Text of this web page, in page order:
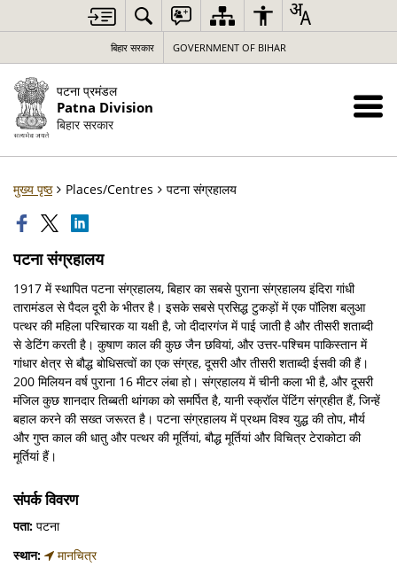
बिहार सरकार GOVERNMENT OF BIHAR
पटना प्रमंडल
Patna Division
बिहार सरकार
मुख्य पृष्ठ Places/Centres पटना संग्रहालय
पटना संग्रहालय
1917 में स्थापित पटना संग्रहालय, बिहार का सबसे पुराना संग्रहालय इंदिरा गांधी
तारामंडल से पैदल दूरी के भीतर है। इसके सबसे प्रसिद्ध टुकड़ों में एक पॉलिश बलुआ
पत्थर की महिला परिचारक या यक्षी है, जो दीदारगंज में पाई जाती है और तीसरी शताब्दी
से डेटिंग करती है। कुषाण काल ​​की कुछ जैन छवियां, और उत्तर-पश्चिम पाकिस्तान में
गांधार क्षेत्र से बौद्ध बोधिसत्वों का एक संग्रह, दूसरी और तीसरी शताब्दी ईसवी की हैं।
200 मिलियन वर्ष पुराना 16 मीटर लंबा हो। संग्रहालय में चीनी कला भी है, और दूसरी
मंजिल कुछ शानदार तिब्बती थांगका को समर्पित है, यानी स्क्रॉल पेंटिंग संग्रहीत हैं, जिन्हें
बहाल करने की सख्त जरूरत है। पटना संग्रहालय में प्रथम विश्व युद्ध की तोप, मौर्य
और गुप्त काल की धातु और पत्थर की मूर्तियां, बौद्ध मूर्तियां और विचित्र टेराकोटा की
मूर्तियां हैं।
संपर्क विवरण
पता: पटना
स्थान:
मानचित्र